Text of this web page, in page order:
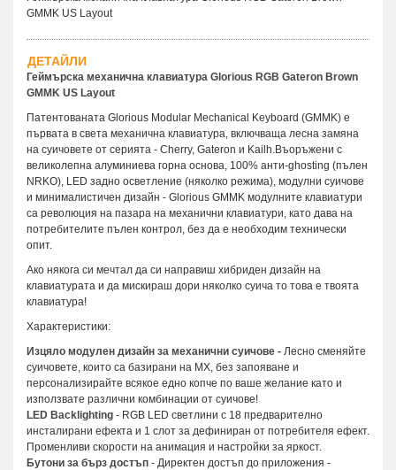
GMMK US Layout
ДЕТАЙЛИ
Геймърска механична клавиатура Glorious RGB Gateron Brown
GMMK US Layout
Патентованата Glorious Modular Mechanical Keyboard (GMMK) е
първата в света механична клавиатура, включваща лесна замяна
на суичовете от серията - Cherry, Gateron и Kailh.Въоръжени с
великолепна алуминиева горна основа, 100% анти-ghosting (пълен
NRKO), LED задно осветление (няколко режима), модулни суичове
и минималистичен дизайн - Glorious GMMK модулните клавиатури
са революция на пазара на механични клавиатури, като дава на
потребителите пълен контрол, без да е необходим технически
опит.
Ако някога си мечтал да си направиш хибриден дизайн на
клавиатурата и да мискираш дори няколко суича то това е твоята
клавиатура!
Характеристики:
Изцяло модулен дизайн за механични суичове - Лесно сменяйте
суичовете, които са базирани на MX, без запояване и
персонализирайте всякое едно копче по ваше желание като и
използвате различни комбинации от суичове!
LED Backlighting - RGB LED светлини с 18 предварително
инсталирани ефекта и 1 слот за дефиниран от потребителя ефект.
Променливи скорости на анимация и настройки за яркост.
Бутони за бърз достъп - Директен достъп до приложения -